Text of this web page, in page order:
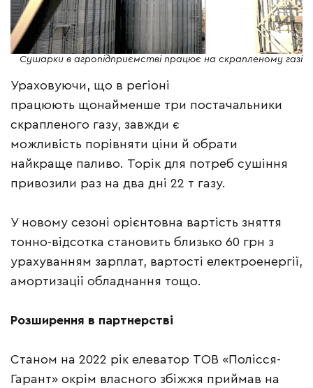
Сушарки в агропідприємстві працює на скрапленому газі
Ураховуючи, що в регіоні
працюють щонайменше три постачальники
скрапленого газу, завжди є
можливість порівняти ціни й обрати
найкраще паливо. Торік для потреб сушіння
привозили раз на два дні 22 т газу.
У новому сезоні орієнтовна вартість зняття
тонно-відсотка становить близько 60 грн з
урахуванням зарплат, вартості електроенергії,
амортизації обладнання тощо.
Розширення в партнерстві
Станом на 2022 рік елеватор ТОВ «Полісся-
Гарант» окрім власного збіжжя приймав на